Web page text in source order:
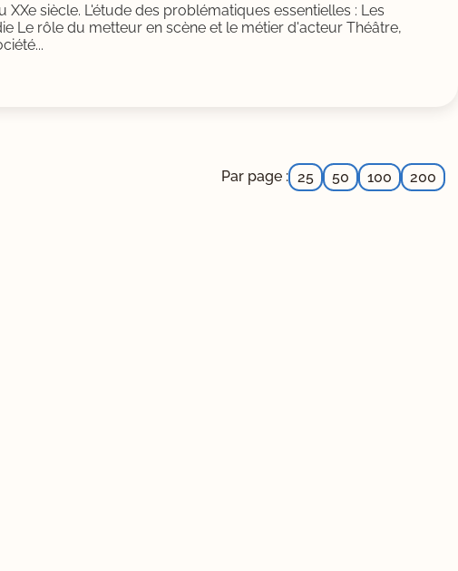
siècle. L'étude des problématiques essentielles : Les
Le rôle du metteur en scène et le métier d'acteur Théâtre,
Par page : 25 50 100 200